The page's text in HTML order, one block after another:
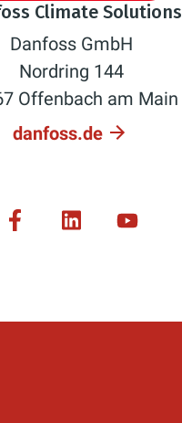
Climate Solutions
Danfoss GmbH
Nordring 144
Offenbach am Main
danfoss.de